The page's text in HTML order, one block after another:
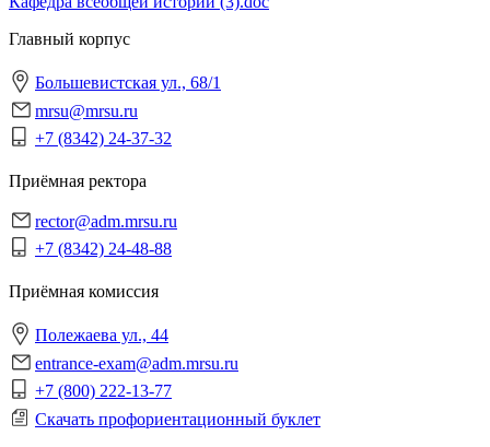
Главный корпус
Большевистская ул., 68/1
mrsu@mrsu.ru
+7 (8342) 24-37-32
Приёмная ректора
rector@adm.mrsu.ru
+7 (8342) 24-48-88
Приёмная комиссия
Полежаева ул., 44
entrance-exam@adm.mrsu.ru
+7 (800) 222-13-77
Скачать профориентационный буклет